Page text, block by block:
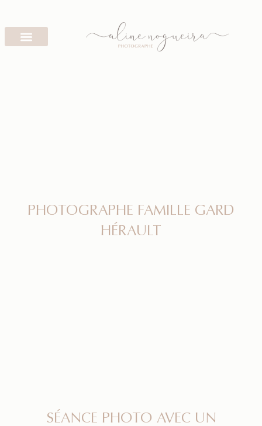
PHOTOGRAPHE FAMILLE GARD
HÉRAULT
SÉANCE PHOTO AVEC UN